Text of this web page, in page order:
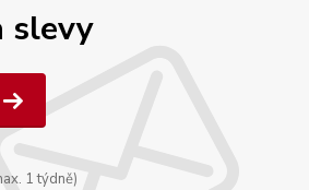
slevy
1 týdně)